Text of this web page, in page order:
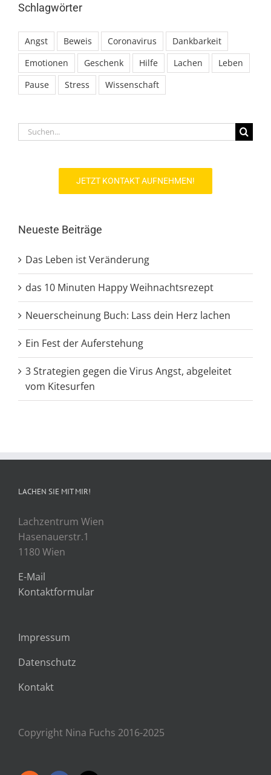
Schlagwörter
Angst Beweis Coronavirus
Dankbarkeit
Emotionen
Geschenk Hilfe Lachen
Leben
Pause
Stress Wissenschaft
Suche
nach:
JETZT KONTAKT AUFNEHMEN!
Neueste Beiträge
Das Leben ist Veränderung
das 10 Minuten Happy Weihnachtsrezept
Neuerscheinung Buch: Lass dein Herz lachen
Ein Fest der Auferstehung
3 Strategien gegen die Virus Angst, abgeleitet
vom Kitesurfen
LACHEN SIE MIT MIR!
Lachzentrum Wien
Hasenauerstr.1
1180 Wien
E-Mail
Kontaktformular
Impressum
Datenschutz
Kontakt
Copyright Nina Fuchs 2016-2025